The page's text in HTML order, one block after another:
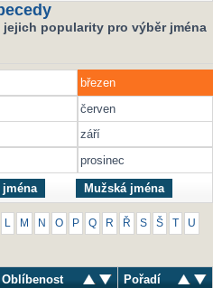
popularity pro výběr jména
březen
červen
září
prosinec
jména Mužská jména
M N O P Q R Ř S Š U
Oblíbenost Pořadí